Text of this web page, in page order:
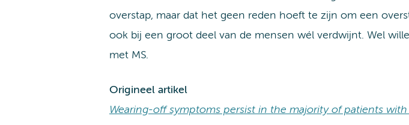
overstap, maar dat het geen reden hoeft te zijn om een
ook bij een groot deel van de mensen wél verdwijnt. Wel
met MS.
Origineel artikel
Wearing-off symptoms persist in the majority of patients